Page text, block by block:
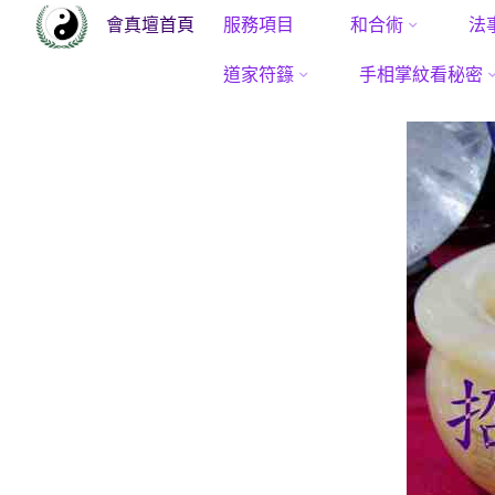
會真壇首頁 Skip
服務項目 和合術 法
道家符籙 手相掌紋看秘密